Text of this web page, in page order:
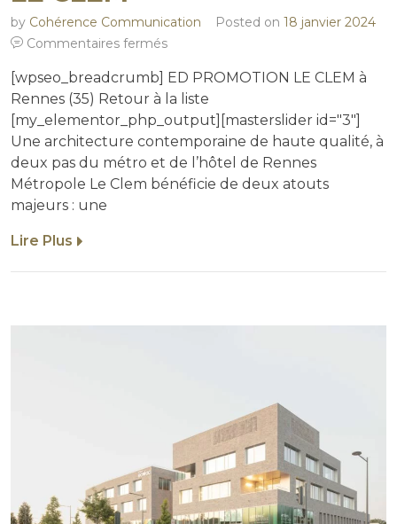
by Cohérence Communication Posted on 18 janvier 2024
Commentaires fermés
[wpseo_breadcrumb] ED PROMOTION LE CLEM à
Rennes (35) Retour à la liste
[my_elementor_php_output][masterslider id="3"]
Une architecture contemporaine de haute qualité, à
deux pas du métro et de l’hôtel de Rennes
Métropole Le Clem bénéficie de deux atouts
majeurs : une
Lire Plus